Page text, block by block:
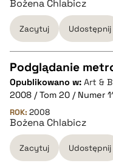
pobierz cytat
BIBTEX
pobierz cytat
Bożena Chlabicz
Zacytuj Udostępnij
CZYSTY TEKST
pobierz cytat
BIBTEX
Podglądanie
Opublikowano w: Art &
2008 / Tom 20 / Numer
ROK: 2008
Bożena Chlabicz
Zacytuj Udostępnij